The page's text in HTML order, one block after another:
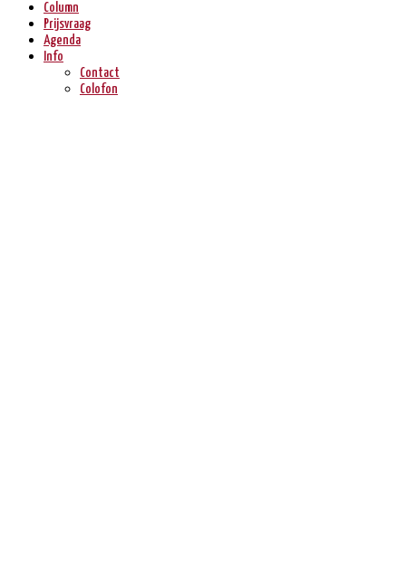
Column
Prijsvraag
Agenda
Info
Contact
Colofon